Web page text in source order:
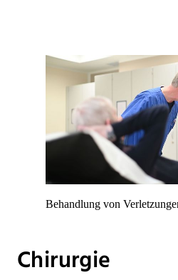
Behandlung von
Chirurgie